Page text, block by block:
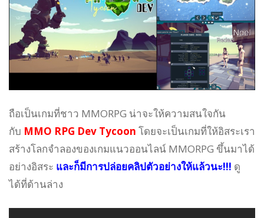
ถือเป็นเกมที่ชาว MMORPG น่าจะให้ความสนใจกัน
กับ MMO RPG Dev Tycoon โดยจะเป็นเกมที่ให้อิสระเรา
สร้างโลกจำลองของเกมแนวออนไลน์ MMORPG ขึ้นมาได้
อย่างอิสระ และก็มีการปล่อยคลิปตัวอย่างให้แล้วนะ!!! ดู
ได้ที่ด้านล่าง